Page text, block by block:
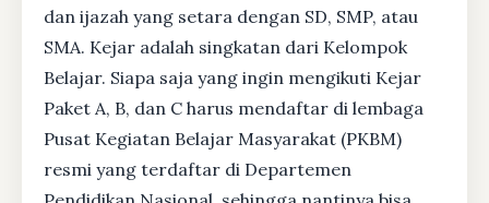
dan ijazah yang setara dengan SD, SMP, atau
SMA. Kejar adalah singkatan dari Kelompok
Belajar. Siapa saja yang ingin mengikuti Kejar
Paket A, B, dan C harus mendaftar di lembaga
Pusat Kegiatan Belajar Masyarakat (PKBM)
resmi yang terdaftar di Departemen